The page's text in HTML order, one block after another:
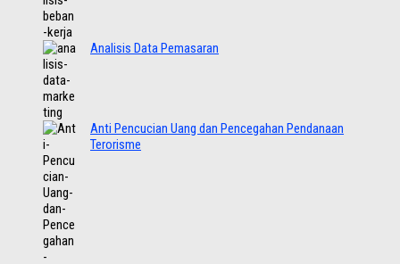
Analisis Data Pemasaran
Anti Pencucian Uang dan Pencegahan Pendanaan
Terorisme